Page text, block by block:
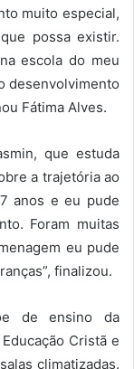
muito especial,
possa existir.
escola do meu
desenvolvimento
Fátima Alves.
que estuda
a trajetória ao
anos e eu pude
Foram muitas
eu pude
finalizou.
de ensino da
Cristã e
climatizadas.